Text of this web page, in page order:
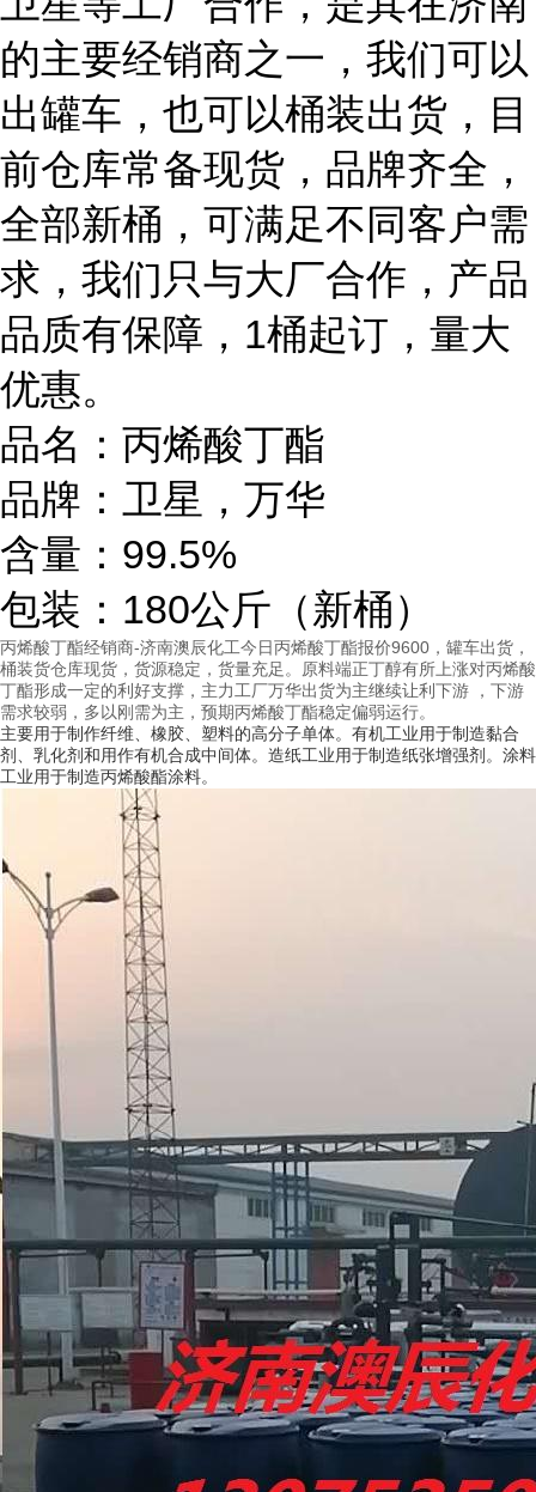
的主要经销商之一，我们可以
出罐车，也可以桶装出货，目
前仓库常备现货，品牌齐全，
全部新桶，可满足不同客户需
求，我们只与大厂合作，产品
品质有保障，1桶起订，量大
优惠。
品名：丙烯酸丁酯
品牌：卫星，万华
含量：99.5%
包装：180公斤（新桶）
丙烯酸丁酯经销商-济南澳辰化工今日丙烯酸丁酯报价9600，罐车出货，
桶装货仓库现货，货源稳定，货量充足。原料端正丁醇有所上涨对丙烯酸
丁酯形成一定的利好支撑，主力工厂万华出货为主继续让利下游 ，下游
需求较弱，多以刚需为主，预期丙烯酸丁酯稳定偏弱运行。
主要用于制作纤维、橡胶、塑料的高分子单体。有机工业用于制造黏合
剂、乳化剂和用作有机合成中间体。造纸工业用于制造纸张增强剂。涂料
工业用于制造丙烯酸酯涂料。